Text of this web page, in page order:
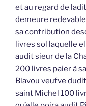
et au regard de
demeure
sa contribution
livres sol laquelle
audit sieur de la
200 livres paier à
Blavou veufve
saint Michel 100